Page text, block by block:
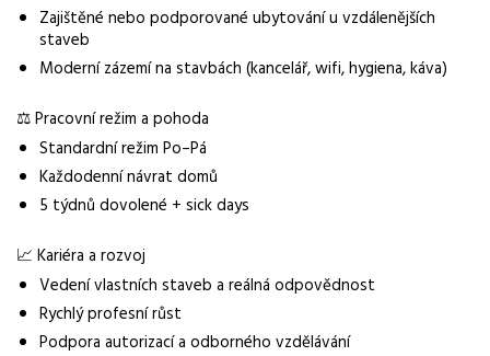
Zajištěné nebo podporované ubytování u vzdálenějších
staveb
Moderní zázemí na stavbách (kancelář, wifi, hygiena, káva)
⚖️ Pracovní režim a pohoda
Standardní režim Po–Pá
Každodenní návrat domů
5 týdnů dovolené + sick days
📈 Kariéra a rozvoj
Vedení vlastních staveb a reálná odpovědnost
Rychlý profesní růst
Podpora autorizací a odborného vzdělávání